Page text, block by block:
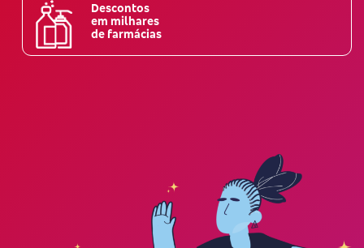
Descontos
em milhares
de farmácias